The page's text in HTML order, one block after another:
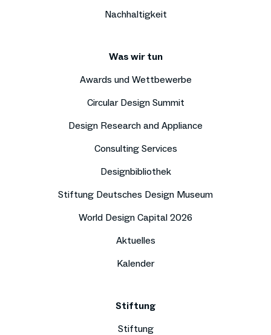
Nachhaltigkeit
Was wir tun
Awards und Wettbewerbe
Circular Design Summit
Design Research and Appliance
Consulting Services
Designbibliothek
Stiftung Deutsches Design Museum
World Design Capital 2026
Aktuelles
Kalender
Stiftung
Stiftung